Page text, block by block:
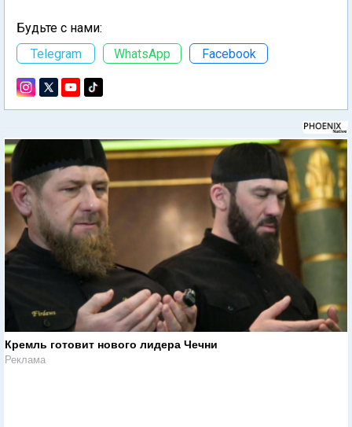
Будьте с нами:
Telegram
WhatsApp Facebook
Кремль готовит нового лидера Чечни
Реклама